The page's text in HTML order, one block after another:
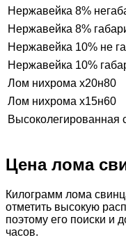
Нержавейка 8%
Нержавейка 8%
Нержавейка 10% не
Нержавейка 10%
Лом нихрома х20н80
Лом нихрома х15н60
Высоколегированная
Цена лома
Килограмм лома
отметить высокую
поэтому его поиски и
часов.